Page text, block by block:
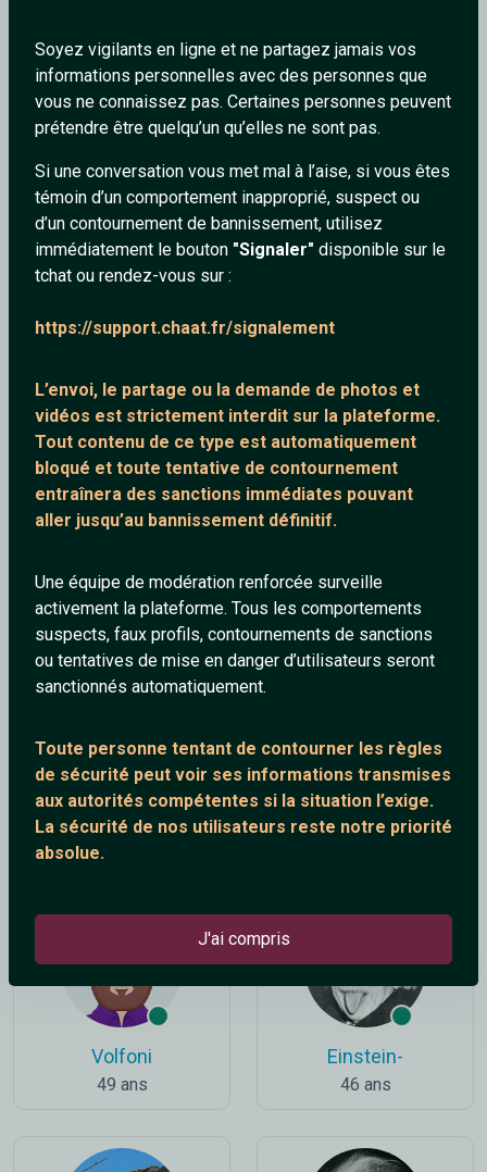
Soyez vigilants en ligne et ne partagez jamais vos
informations personnelles avec des personnes que
vous ne connaissez pas. Certaines personnes peuvent
prétendre être quelqu’un qu’elles ne sont pas.
Si une conversation vous met mal à l’aise, si vous êtes
témoin d’un comportement inapproprié, suspect ou
d’un contournement de bannissement, utilisez
immédiatement le bouton "Signaler" disponible sur le
tchat ou rendez-vous sur :
https://support.chaat.fr/signalement
L’envoi, le partage ou la demande de photos et
vidéos est strictement interdit sur la plateforme.
Tout contenu de ce type est automatiquement
bloqué et toute tentative de contournement
entraînera des sanctions immédiates pouvant
aller jusqu’au bannissement définitif.
Une équipe de modération renforcée surveille
activement la plateforme. Tous les comportements
suspects, faux profils, contournements de sanctions
ou tentatives de mise en danger d’utilisateurs seront
sanctionnés automatiquement.
Toute personne tentant de contourner les règles
de sécurité peut voir ses informations transmises
aux autorités compétentes si la situation l’exige.
La sécurité de nos utilisateurs reste notre priorité
absolue.
J'ai compris
Falcon Esteban31
54 ans
Notcome Christian
YoYo
32 ans
Brah
41 ans
Partner paamaco7892
Volfoni
49 ans
Einstein-
46 ans